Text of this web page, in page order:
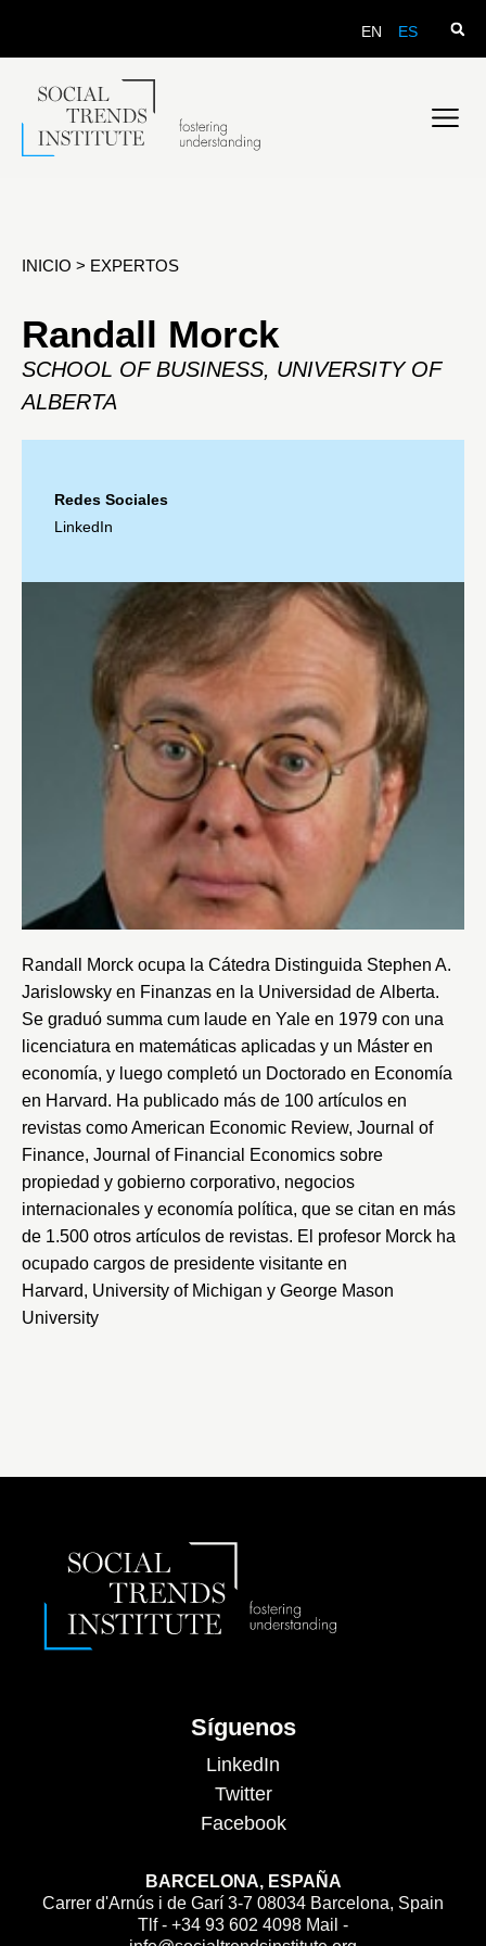
EN ES
INICIO > EXPERTOS
Randall Morck
SCHOOL OF BUSINESS, UNIVERSITY OF
ALBERTA
Redes Sociales
LinkedIn
Randall Morck ocupa la Cátedra Distinguida Stephen A.
Jarislowsky en Finanzas en la Universidad de Alberta.
Se graduó summa cum laude en Yale en 1979 con una
licenciatura en matemáticas aplicadas y un Máster en
economía, y luego completó un Doctorado en Economía
en Harvard. Ha publicado más de 100 artículos en
revistas comoAmerican Economic Review, Journal of
Finance, Journal of Financial Economics sobre
propiedad y gobierno corporativo, negocios
internacionales y economía política, que se citan en más
de 1.500 otros artículos de revistas. El profesor Morck ha
ocupado cargos de presidente visitante en
Harvard, University of Michigan y George Mason
University
Síguenos
LinkedIn
Twitter
Facebook
BARCELONA, ESPAÑA
Carrer d'Arnús i de Garí 3-7 08034 Barcelona, Spain
Tlf - +34 93 602 4098 Mail -